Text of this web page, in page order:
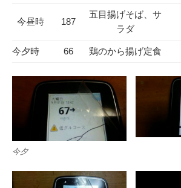
今昼時 187
五目揚げそば、サ
ラダ
今夕時 66 鶏のから揚げ定食
今夕